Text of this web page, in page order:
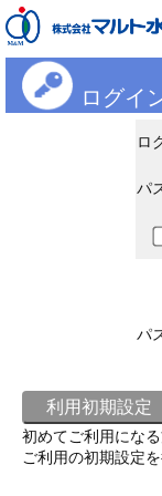
ログイ
ロ
パ
パ
初めてご利用にな
ご利用の初期設定